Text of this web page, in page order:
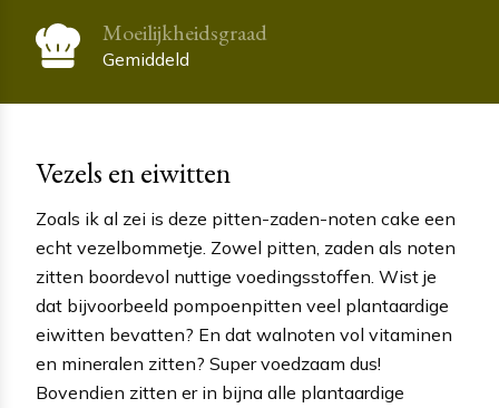
Moeilijkheidsgraad
Gemiddeld
Vezels en eiwitten
Zoals ik al zei is deze pitten-zaden-noten cake een
echt vezelbommetje. Zowel pitten, zaden als noten
zitten boordevol nuttige voedingsstoffen. Wist je
dat bijvoorbeeld pompoenpitten veel plantaardige
eiwitten bevatten? En dat walnoten vol vitaminen
en mineralen zitten? Super voedzaam dus!
Bovendien zitten er in bijna alle plantaardige